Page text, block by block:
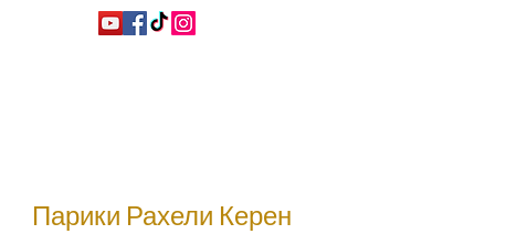
Парики Рахели Керен